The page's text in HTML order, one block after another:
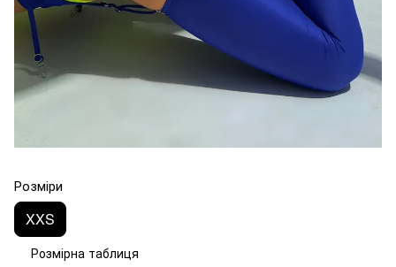
Розміри
XXS
Розмірна таблиця